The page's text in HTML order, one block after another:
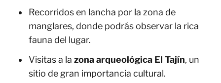
Recorridos en lancha por la zona de
manglares, donde podrás observar la rica
fauna del lugar.
Visitas a la zona arqueológica El Tajín, un
sitio de gran importancia cultural.